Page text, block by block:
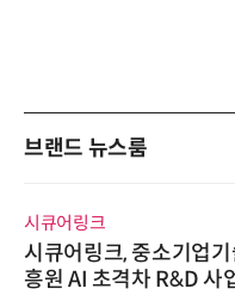
브랜드 뉴스룸
시큐어링크
시큐어링크, 중소기업
흥원 AI 초격차 R&D 사